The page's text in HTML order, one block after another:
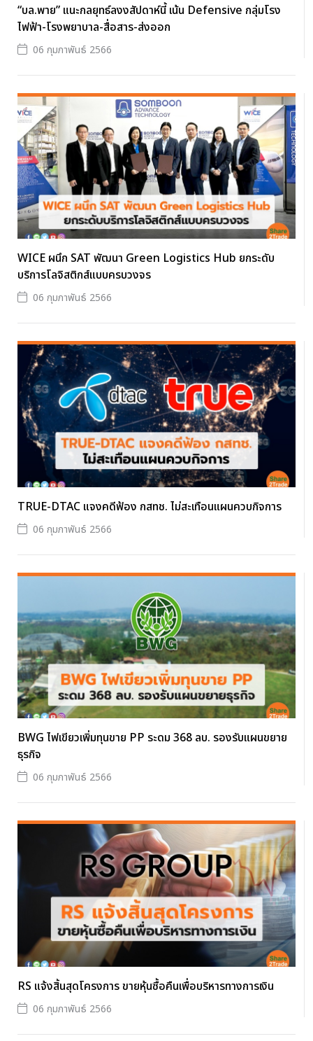
“บล.พาย” แนะกลยุทธ์ลงงสัปดาห์นี้ เน้น Defensive กลุ่มโรง
ไฟฟ้า-โรงพยาบาล-สื่อสาร-ส่งออก
06 กุมภาพันธ์ 2566
WICE ผนึก SAT พัฒนา Green Logistics Hub ยกระดับ
บริการโลจิสติกส์แบบครบวงจร
06 กุมภาพันธ์ 2566
TRUE-DTAC แจงคดีฟ้อง กสทช. ไม่สะเทือนแผนควบกิจการ
06 กุมภาพันธ์ 2566
BWG ไฟเขียวเพิ่มทุนขาย PP ระดม 368 ลบ. รองรับแผนขยาย
ธุรกิจ
06 กุมภาพันธ์ 2566
RS แจ้งสิ้นสุดโครงการ ขายหุ้นซื้อคืนเพื่อบริหารทางการเงิน
06 กุมภาพันธ์ 2566